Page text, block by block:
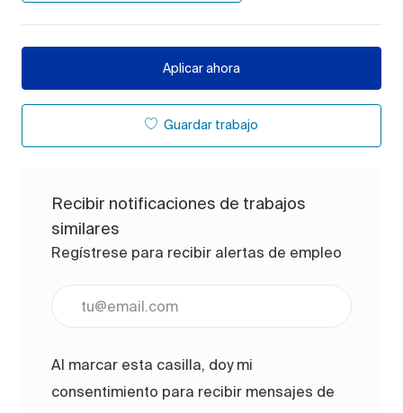
Aplicar ahora
Guardar trabajo
Recibir notificaciones de trabajos
similares
Regístrese para recibir alertas de empleo
Ingrese la dirección de correo electrónico
Al marcar esta casilla, doy mi
consentimiento para recibir mensajes de